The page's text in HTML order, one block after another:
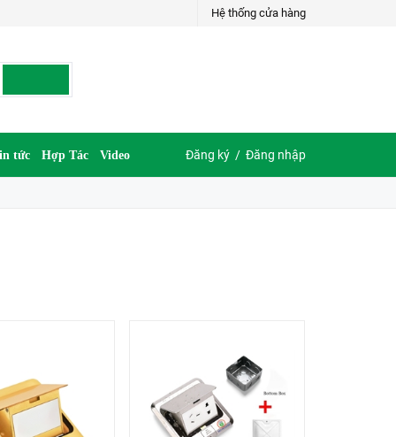
Hệ thống cửa hàng
tức Hợp Tác Video Đăng ký / Đăng nhập